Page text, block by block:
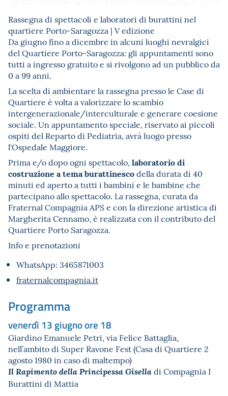
Rassegna di spettacoli e laboratori di burattini nel
quartiere Porto-Saragozza | V edizione
Da giugno fino a dicembre in alcuni luoghi nevralgici
del Quartiere Porto-Saragozza: gli appuntamenti sono
tutti a ingresso gratuito e si rivolgono ad un pubblico da
0 a 99 anni.
La scelta di ambientare la rassegna presso le Case di
Quartiere è volta a valorizzare lo scambio
intergenerazionale/interculturale e generare coesione
sociale. Un appuntamento speciale, riservato ai piccoli
ospiti del Reparto di Pediatria, avrà luogo presso
l'Ospedale Maggiore.
Prima e/o dopo ogni spettacolo, laboratorio di
costruzione a tema burattinescodella durata di 40
minuti ed aperto a tutti i bambini e le bambine che
partecipano allo spettacolo. La rassegna, curata da
Fraternal Compagnia APS e con la direzione artistica di
Margherita Cennamo, è realizzata con il contributo del
Quartiere Porto Saragozza.
Info e prenotazioni
WhatsApp: 3465871003
fraternalcompagnia.it
Programma
venerdì 13 giugno ore 18
Giardino Emanuele Petri, via Felice Battaglia,
nell’ambito di Super Ravone Fest (Casa di Quartiere 2
agosto 1980 in caso di maltempo)
Il Rapimento della Principessa Giselladi Compagnia I
Burattini di Mattia